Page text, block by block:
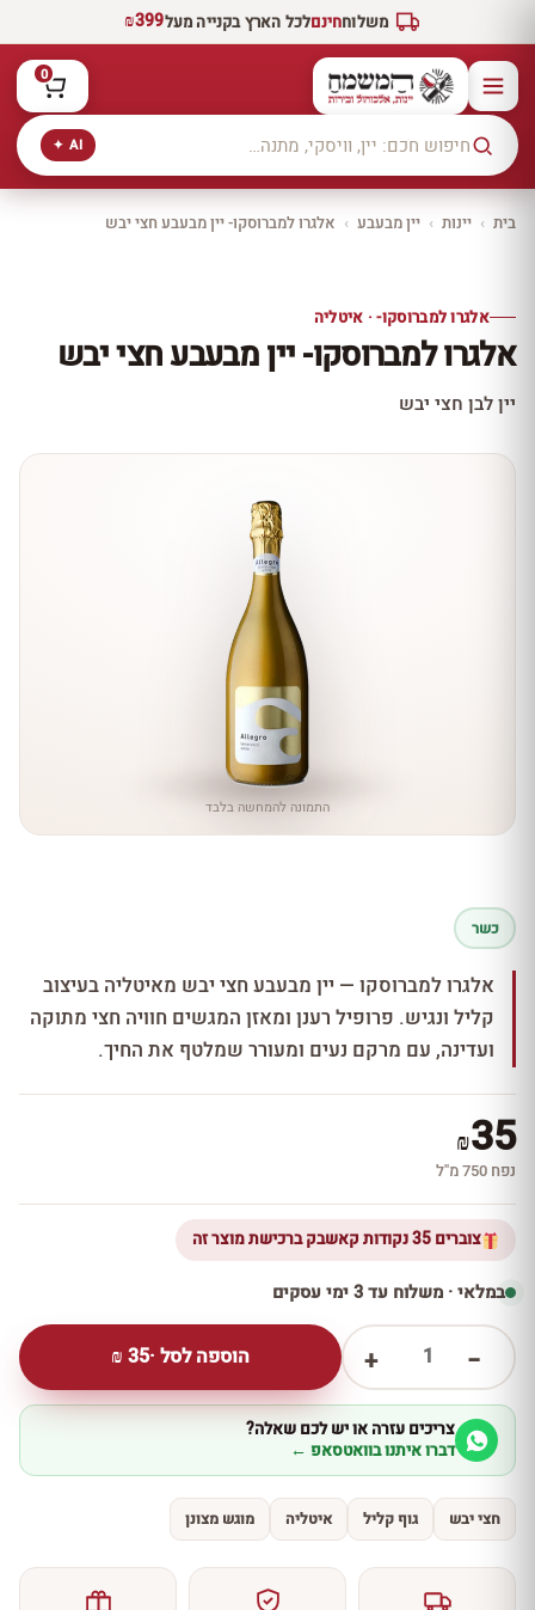
משלוחחינםלכל הארץ בקנייה מעל₪399
AI ✦
0
בית › יינות › יין מבעבע › אלגרו למברוסקו- יין מבעבע חצי יבש
10% הנחה
עכשיו ב-10% הנחה
אלגרו למברוסקו- · איטליה
אלגרו למברוסקו- יין מבעבע חצי יבש
יין לבן חצי יבש
התמונה להמחשה בלבד
כשר
אלגרו למברוסקו — יין מבעבע חצי יבש מאיטליה בעיצוב
קליל ונגיש. פרופיל רענן ומאזן המגשים חוויה חצי מתוקה
ועדינה, עם מרקם נעים ומעורר שמלטף את החיך.
₪35
נפח 750 מ''ל
צוברים 35 נקודות קאשבק ברכישת מוצר זה
במלאי · משלוח עד 3 ימי עסקים
−
1
+ הוספה לסל ·35
₪
צריכים עזרה או יש לכם שאלה?
דברו איתנו בוואטסאפ ←
חצי יבש גוף קליל איטליה מוגש מצונן